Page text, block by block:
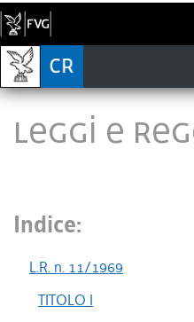
LEGGI E
Indice:
L.R. n. 11/1969
TITOLO I